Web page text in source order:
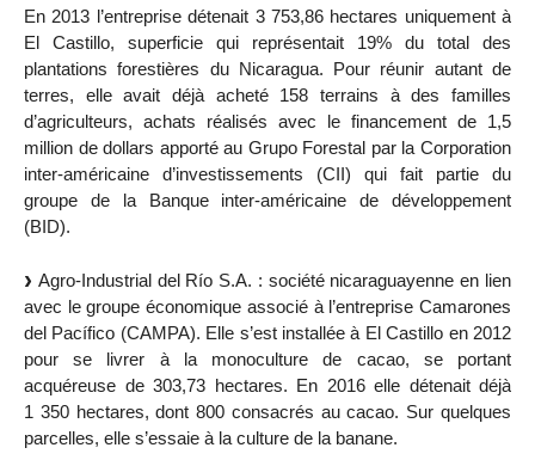
En 2013 l’entreprise détenait 3 753,86 hectares uniquement à
El Castillo, superficie qui représentait 19% du total des
plantations forestières du Nicaragua. Pour réunir autant de
terres, elle avait déjà acheté 158 terrains à des familles
d’agriculteurs, achats réalisés avec le financement de 1,5
million de dollars apporté au Grupo Forestal par la Corporation
inter-américaine d’investissements (CII) qui fait partie du
groupe de la Banque inter-américaine de développement
(BID).
Agro-Industrial del Río S.A. : société nicaraguayenne en lien
avec le groupe économique associé à l’entreprise Camarones
del Pacífico (CAMPA). Elle s’est installée à El Castillo en 2012
pour se livrer à la monoculture de cacao, se portant
acquéreuse de 303,73 hectares. En 2016 elle détenait déjà
1 350 hectares, dont 800 consacrés au cacao. Sur quelques
parcelles, elle s’essaie à la culture de la banane.